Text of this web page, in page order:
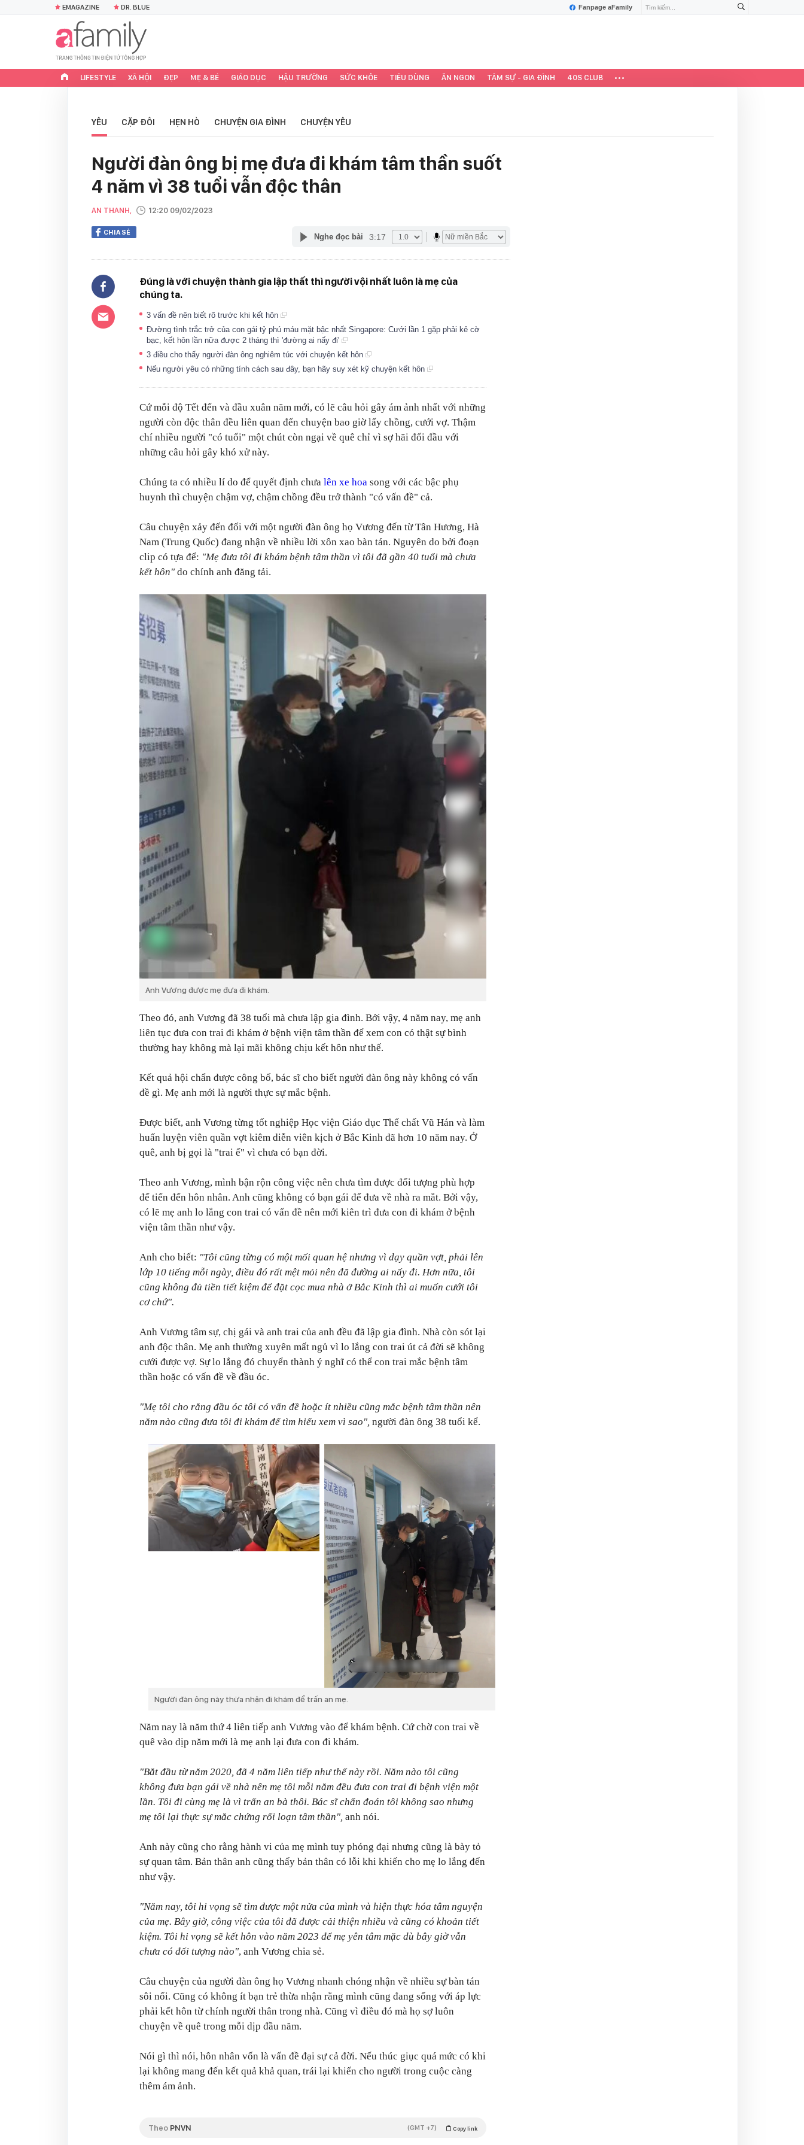
Fanpage aFamily
EMAGAZINE DR. BLUE
LIFESTYLE XÃ HỘI ĐẸP MẸ & BÉ GIÁO DỤC HẬU TRƯỜNG SỨC KHỎE TIÊU DÙNG ĂN NGON TÂM SỰ - GIA ĐÌNH 40S CLUB
YÊU CẶP ĐÔI HẸN HÒ CHUYỆN GIA ĐÌNH CHUYỆN YÊU
Người đàn ông bị mẹ đưa đi khám tâm thần suốt
4 năm vì 38 tuổi vẫn độc thân
AN THANH, 12:20 09/02/2023
CHIA SẺ Nghe đọc bài 3:17
Đúng là với chuyện thành gia lập thất thì người vội nhất luôn là mẹ của
chúng ta.
3 vấn đề nên biết rõ trước khi kết hôn
Đường tình trắc trở của con gái tỷ phú máu mặt bậc nhất Singapore: Cưới lần 1 gặp phải kẻ cờ
bạc, kết hôn lần nữa được 2 tháng thì 'đường ai nấy đi'
3 điều cho thấy người đàn ông nghiêm túc với chuyện kết hôn
Nếu người yêu có những tính cách sau đây, bạn hãy suy xét kỹ chuyện kết hôn
Cứ mỗi độ Tết đến và đầu xuân năm mới, có lẽ câu hỏi gây ám ảnh nhất với những
người còn độc thân đều liên quan đến chuyện bao giờ lấy chồng, cưới vợ. Thậm
chí nhiều người "có tuổi" một chút còn ngại về quê chỉ vì sợ hãi đối đầu với
những câu hỏi gây khó xử này.
Chúng ta có nhiều lí do để quyết định chưa lên xe hoa song với các bậc phụ
huynh thì chuyện chậm vợ, chậm chồng đều trở thành "có vấn đề" cả.
Câu chuyện xảy đến đối với một người đàn ông họ Vương đến từ Tân Hương, Hà
Nam (Trung Quốc) đang nhận về nhiều lời xôn xao bàn tán. Nguyên do bởi đoạn
clip có tựa để: "Mẹ đưa tôi đi khám bệnh tâm thần vì tôi đã gần 40 tuổi mà chưa
kết hôn" do chính anh đăng tải.
Anh Vương được mẹ đưa đi khám.
Theo đó, anh Vương đã 38 tuổi mà chưa lập gia đình. Bởi vậy, 4 năm nay, mẹ anh
liên tục đưa con trai đi khám ở bệnh viện tâm thần để xem con có thật sự bình
thường hay không mà lại mãi không chịu kết hôn như thế.
Kết quả hội chẩn được công bố, bác sĩ cho biết người đàn ông này không có vấn
đề gì. Mẹ anh mới là người thực sự mắc bệnh.
Được biết, anh Vương từng tốt nghiệp Học viện Giáo dục Thể chất Vũ Hán và làm
huấn luyện viên quần vợt kiêm diễn viên kịch ở Bắc Kinh đã hơn 10 năm nay. Ở
quê, anh bị gọi là "trai ế" vì chưa có bạn đời.
Theo anh Vương, mình bận rộn công việc nên chưa tìm được đối tượng phù hợp
để tiến đến hôn nhân. Anh cũng không có bạn gái để đưa về nhà ra mắt. Bởi vậy,
có lẽ mẹ anh lo lắng con trai có vấn đề nên mới kiên trì đưa con đi khám ở bệnh
viện tâm thần như vậy.
Anh cho biết: "Tôi cũng từng có một mối quan hệ nhưng vì dạy quần vợt, phải lên
lớp 10 tiếng mỗi ngày, điều đó rất mệt mỏi nên đã đường ai nấy đi. Hơn nữa, tôi
cũng không đủ tiền tiết kiệm để đặt cọc mua nhà ở Bắc Kinh thì ai muốn cưới tôi
cơ chứ".
Anh Vương tâm sự, chị gái và anh trai của anh đều đã lập gia đình. Nhà còn sót lại
anh độc thân. Mẹ anh thường xuyên mất ngủ vì lo lắng con trai út cả đời sẽ không
cưới được vợ. Sự lo lắng đó chuyển thành ý nghĩ có thể con trai mắc bệnh tâm
thần hoặc có vấn đề về đầu óc.
"Mẹ tôi cho rằng đầu óc tôi có vấn đề hoặc ít nhiều cũng mắc bệnh tâm thần nên
năm nào cũng đưa tôi đi khám để tìm hiểu xem vì sao", người đàn ông 38 tuổi kể.
Người đàn ông này thừa nhận đi khám để trấn an mẹ.
Năm nay là năm thứ 4 liên tiếp anh Vương vào để khám bệnh. Cứ chờ con trai về
quê vào dịp năm mới là mẹ anh lại đưa con đi khám.
"Bắt đầu từ năm 2020, đã 4 năm liên tiếp như thế này rồi. Năm nào tôi cũng
không đưa bạn gái về nhà nên mẹ tôi mỗi năm đều đưa con trai đi bệnh viện một
lần. Tôi đi cùng mẹ là vì trấn an bà thôi. Bác sĩ chẩn đoán tôi không sao nhưng
mẹ tôi lại thực sự mắc chứng rối loạn tâm thần", anh nói.
Anh này cũng cho rằng hành vi của mẹ mình tuy phóng đại nhưng cũng là bày tỏ
sự quan tâm. Bản thân anh cũng thấy bản thân có lỗi khi khiến cho mẹ lo lắng đến
như vậy.
"Năm nay, tôi hi vọng sẽ tìm được một nửa của mình và hiện thực hóa tâm nguyện
của mẹ. Bây giờ, công việc của tôi đã được cải thiện nhiều và cũng có khoản tiết
kiệm. Tôi hi vọng sẽ kết hôn vào năm 2023 để mẹ yên tâm mặc dù bây giờ vẫn
chưa có đối tượng nào", anh Vương chia sẻ.
Câu chuyện của người đàn ông họ Vương nhanh chóng nhận về nhiều sự bàn tán
sôi nổi. Cũng có không ít bạn trẻ thừa nhận rằng mình cũng đang sống với áp lực
phải kết hôn từ chính người thân trong nhà. Cũng vì điều đó mà họ sợ luôn
chuyện về quê trong mỗi dịp đầu năm.
Nói gì thì nói, hôn nhân vốn là vấn đề đại sự cả đời. Nếu thúc giục quá mức có khi
lại không mang đến kết quả khả quan, trái lại khiến cho người trong cuộc càng
thêm ám ảnh.
Theo PNVN Copy link
(GMT +7)